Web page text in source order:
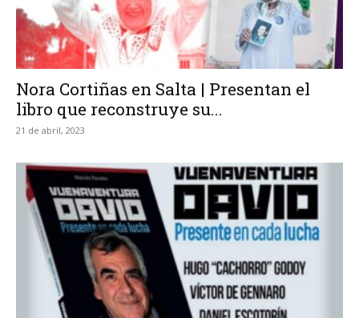
Nora Cortiñas en Salta | Presentan el
libro que reconstruye su...
21 de abril, 2023